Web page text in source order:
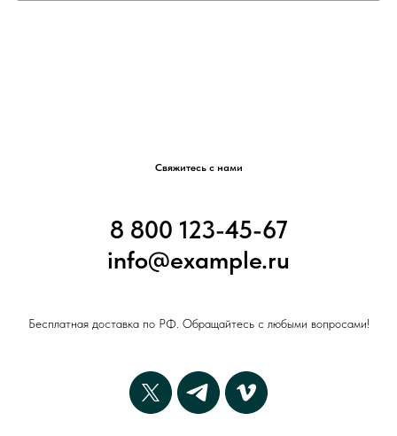
Свяжитесь с нами
8 800 123-45-67
info@example.ru
Бесплатная доставка по РФ. Обращайтесь с любыми вопросами!